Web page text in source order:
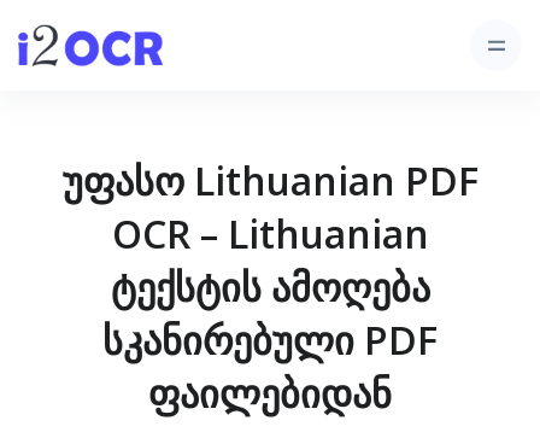
უფასო Lithuanian PDF
OCR – Lithuanian
ტექსტის ამოღება
სკანირებული PDF
ფაილებიდან